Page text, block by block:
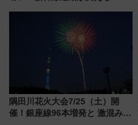
【新築マンション人気ランキン
隅田川花火大会7/25（土）開
催！銀座線96本増発と 激混みの